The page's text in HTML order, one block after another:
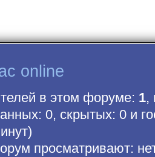
online
в этом форуме: 1,
0, скрытых: 0 и
просматривают: